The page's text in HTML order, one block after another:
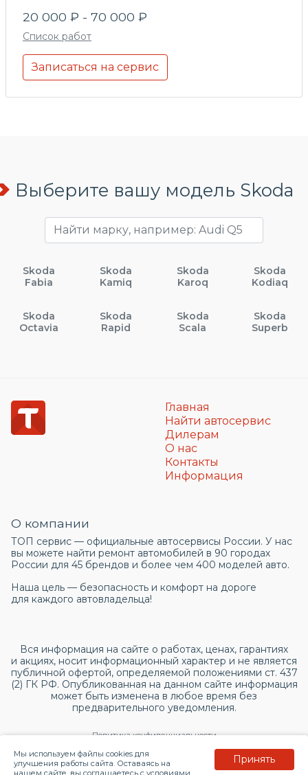
20 000 ₽ - 70 000 ₽
Список работ
Записаться на сервис
Выберите вашу модель Skoda
Skoda
Fabia
Skoda
Kamiq
Skoda
Karoq
Skoda
Kodiaq
Skoda
Octavia
Skoda
Rapid
Skoda
Scala
Skoda
Superb
Главная
Найти автосервис
Дилерам
О нас
Контакты
Информация
О компании
ТОП сервис — официальные автосервисы России. У нас
вы можете найти ремонт автомобилей в 90 городах
России для 45 брендов и более чем 400 моделей авто.
Наша цель — безопасность и комфорт на дороге
для каждого автовладельца!
Вся информация на сайте о работах, ценах, гарантиях
и акциях, носит информационный характер и не является
публичной офертой, определяемой положениями ст. 437
(2) ГК РФ. Опубликованная на данном сайте информация
может быть изменена в любое время без
предварительного уведомления.
Политика конфиденциальности
Согласие на обработку персональных данных
Мы используем файлы cookies для
улучшения работы сайта. Оставаясь на
нашем сайте, вы соглашаетесь с условиями
Принять